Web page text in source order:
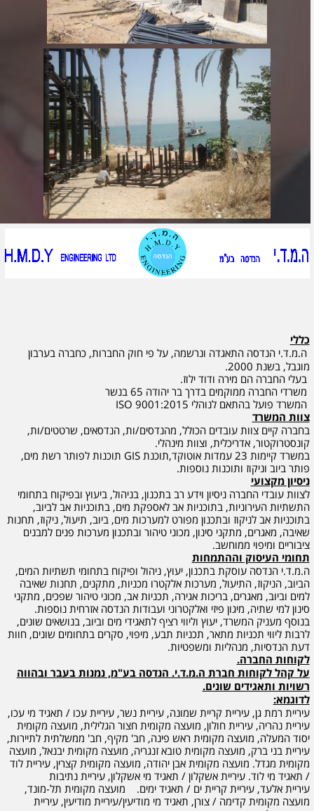
כללי
ה.מ.ד.י הנדסה התאגדה ונרשמה, על פי חוק החברות, כחברה בערבון
מוגבל, בשנת 2000.
בעלי החברה הם מירה ודוד ילוז.
משרדי החברה ממוקמים בדרך בר יהודה 65 בנשר
המשרד פועל בהתאם לנוהלי 9001:2015
ISO
צוות המשרד
בחברה קיים צוות עובדים הכולל, מהנדסים/ות, הנדסאים, שרטטים/ות,
קונסטרוקטור, אדריכלית, וצוות מינהלי.
במשרד קיימות 23 עמדות אוטוקד,תוכנת
GISתוכנות לפותר רשת מים,
פותר ביוב וניקוז ותוכנות נוספות.
ניסיון מקצועי
לצוות עובדי החברה ניסיון וידע רב בתכנון, בניהול, ביעוץ ובפיקוח בתחומי
התשתיות העירוניות, בתוכניות אב לאספקת מים, בתוכניות אב לביוב,
בתוכניות אב לניקוז ובתכנון מפורט למערכות מים, ביוב, תיעול, ניקוז, תחנות
שאיבה, מאגרים, מתקני סינון, מכוני טיהור ובתכנון מערכות פנים למבנים
ציבוריים ומיפוי ממוחשב.
תחומי העיסוק וההתמחות
ה.מ.ד.י הנדסה עוסקת בתכנון, יעוץ, ניהול ופיקוח בתחומי תשתיות המים,
הביוב, הניקוז, התיעול, מערכות אלקטרו מכניות, מתקנים, תחנות שאיבה
למים וביוב, מאגרים, בריכות אגירה, תכניות אב, מכוני טיהור שפכים, מתקני
סינון למי שתיה, מיגון פיזי ואלקטרוני ועבודות הנדסה אזרחית נוספות.
בנוסף מעניק המשרד, יעוץ וליווי רציף לתאגידי מים וביוב, בנושאים שונים,
לרבות ליווי תכניות מתאר, תכניות תבע, מיפוי, סקרים בתחומים שונים, חוות
דעת הנדסיות, מנהליות ומשפטיות.
לקוחות החברה.
על קהל לקוחות חברת ה.מ.ד.י. הנדסה בע"מ, נמנות בעבר ובהווה
רשויות ותאגידים שונים.
לדוגמא:
עיריית רמת גן, עיריית קריית שמונה, עיריית נשר, עיריית עכו / תאגיד מי עכו,
עיריית נהריה, עיריית חולון, מועצה מקומית חצור הגלילית, מועצה מקומית
יסוד המעלה, מועצה מקומית ראש פינה, חב' מקיף, חב' ממשלתית לתיירות,
עיריית בני ברק, מועצה מקומית טובא זנגריה, מועצה מקומית יבנאל, מועצה
מקומית מגדל. מועצה מקומית אבן יהודה, מועצה מקומית קצרין, עיריית לוד
/ תאגיד מי לוד. עיריית אשקלון / תאגיד מי אשקלון, עיריית נתיבות
עיריית אלעד, עיריית קריית ים / תאגיד ימים. מועצה מקומית תל-מונד,
מועצה מקומית קדימה / צורן, תאגיד מי מודיעין/עיריית מודיעין, עיריית